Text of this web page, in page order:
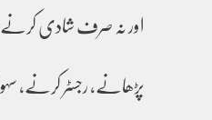
اور نہ صرف شادی کرنے
پڑھانے، رجسٹر کرنے،